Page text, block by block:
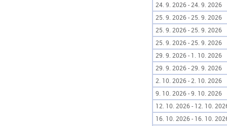
24. 9. 2026 - 24. 9. 2026
25. 9. 2026 - 25. 9. 2026
25. 9. 2026 - 25. 9. 2026
25. 9. 2026 - 25. 9. 2026
29. 9. 2026 - 1. 10. 2026
29. 9. 2026 - 29. 9. 2026
2. 10. 2026 - 2. 10. 2026
9. 10. 2026 - 9. 10. 2026
12. 10. 2026 - 12. 10.
16. 10. 2026 - 16. 10.